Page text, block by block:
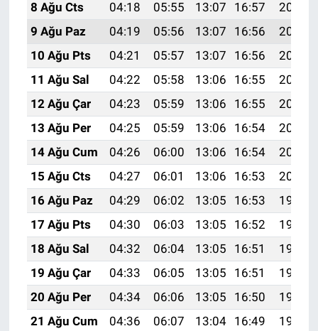
8 Ağu Cts
04:18 05:55 13:07 16:57
20:09
9 Ağu Paz
04:19 05:56 13:07 16:56
20:08
10 Ağu Pts
04:21 05:57 13:07 16:56
20:06
11 Ağu Sal
04:22 05:58 13:06 16:55
20:05
12 Ağu Çar
04:23 05:59 13:06 16:55
20:04
13 Ağu Per
04:25 05:59 13:06 16:54
20:03
14 Ağu Cum
04:26 06:00 13:06 16:54
20:01
15 Ağu Cts
04:27 06:01 13:06 16:53
20:00
16 Ağu Paz
04:29 06:02 13:05 16:53
19:59
17 Ağu Pts
04:30 06:03 13:05 16:52
19:57
18 Ağu Sal
04:32 06:04 13:05 16:51
19:56
19 Ağu Çar
04:33 06:05 13:05 16:51
19:55
20 Ağu Per
04:34 06:06 13:05 16:50
19:53
21 Ağu Cum
04:36 06:07 13:04 16:49
19:52